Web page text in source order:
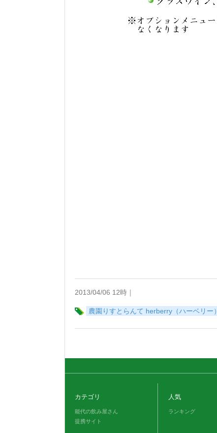
2013/04/06 12時｜
農園りすとらんて herberry（ハーベリー）
カテゴリ
能代の飲み屋さん
提携サイト
人気
ランキング